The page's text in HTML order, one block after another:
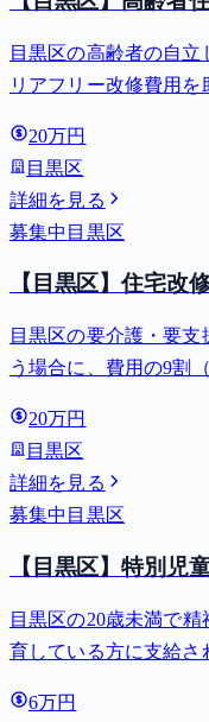
目黒区の高齢者の自
リアフリー改修費用を
20万円
目黒区
詳細を見る
募集中 目黒区
【目黒区】住宅改
目黒区の要介護・要
う場合に、費用の9割
20万円
目黒区
詳細を見る
募集中 目黒区
【目黒区】特別児
目黒区の20歳未満で
育している方に支給さ
6万円